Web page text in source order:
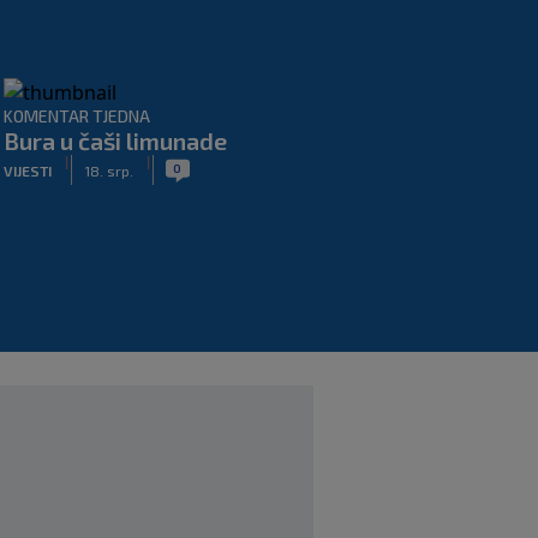
KOMENTAR TJEDNA
Bura u čaši limunade
VIJESTI
|
18. srp.
| 0